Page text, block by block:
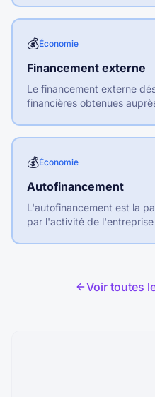
💰Économie
Financement externe
Le financement externe
financières obtenues
💰Économie
Autofinancement
L'autofinancement est la
par l'activité de
Voir toutes